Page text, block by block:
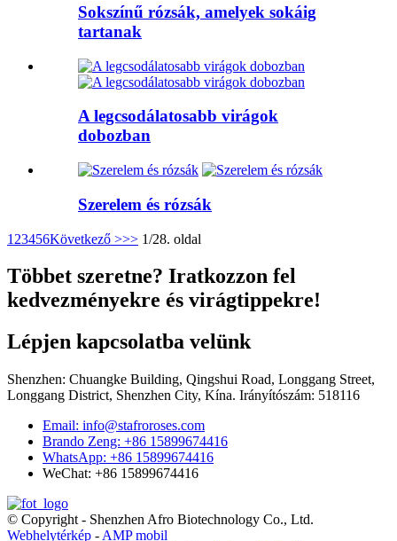
Sokszínű rózsák, amelyek sokáig
tartanak
A legcsodálatosabb virágok
dobozban
Szerelem és rózsák
1 23456Következő >>> 1/28. oldal
Többet szeretne? Iratkozzon fel
kedvezményekre és virágtippekre!
Lépjen kapcsolatba velünk
Shenzhen: Chuangke Building, Qingshui Road, Longgang Street,
Longgang District, Shenzhen City, Kína. Irányítószám: 518116
Email: info@stafroroses.com
Brando Zeng: +86 15899674416
WhatsApp: +86 15899674416
WeChat: +86 15899674416
© Copyright - Shenzhen Afro Biotechnology Co., Ltd.
Webhelytérkép - AMP mobil